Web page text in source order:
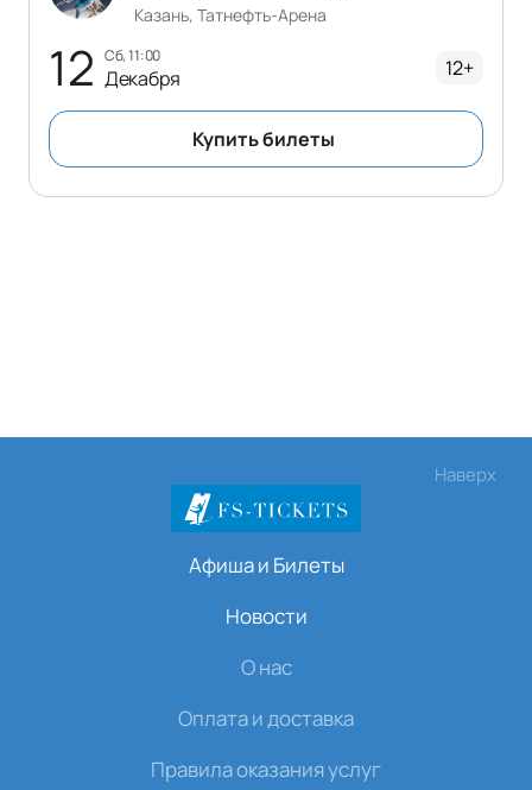
12 сб, 11:00
Декабря
Казань, Татнефть-Арена
12+
Купить билеты
Наверх
Афиша и Билеты
Новости
О нас
Оплата и доставка
Правила оказания услуг